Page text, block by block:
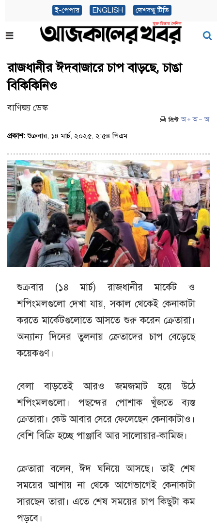
ই-পেপার ENGLISH দেশবন্ধু টিভি
রাজধানীর ঈদবাজারে চাপ বাড়ছে, চাঙা
বিকিকিনিও
বাণিজ্য ডেস্ক
প্রকাশ: শুক্রবার, ১৪ মার্চ, ২০২৫, ২:৫৪ পিএম
শুক্রবার (১৪ মার্চ) রাজধানীর মার্কেট ও
শপিংমলগুলো দেখা যায়, সকাল থেকেই কেনাকাটা
করতে মার্কেটগুলোতে আসতে শুরু করেন ক্রেতারা।
অন্যান্য দিনের তুলনায় ক্রেতাদের চাপ বেড়েছে
কয়েকগুণ।
বেলা বাড়তেই আরও জমজমাট হয়ে উঠে
শপিংমলগুলো। পছন্দের পোশাক খুঁজতে ব্যস্ত
ক্রেতারা। কেউ আবার সেরে ফেলেছেন কেনাকাটাও।
বেশি বিক্রি হচ্ছে পাঞ্জাবি আর সালোয়ার-কামিজ।
ক্রেতারা বলেন, ঈদ ঘনিয়ে আসছে। তাই শেষ
সময়ের আশায় না থেকে আগেভাগেই কেনাকাটা
সারছেন তারা। এতে শেষ সময়ের চাপ কিছুটা কম
পড়বে।